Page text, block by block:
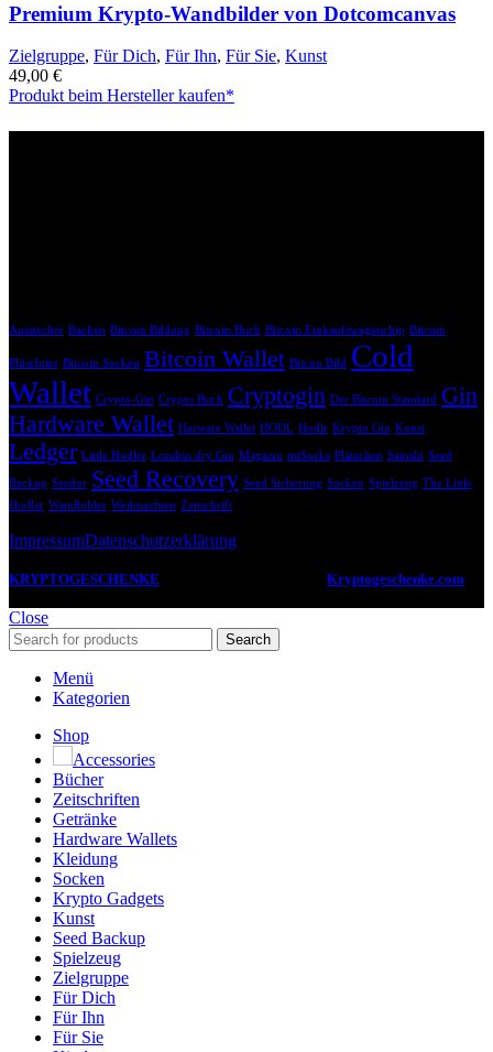
Premium Krypto-Wandbilder von Dotcomcanvas
Zielgruppe, Für Dich, Für Ihn, Für Sie, Kunst
49,00 €
Produkt beim Hersteller kaufen*
Ausstecher Backen Bitcoin Bildung Bitcoin Buch Bitcoin Einkaufswagenchip Bitcoin
Plüschtier Bitcoin Socken Bitcoin Wallet Bitcon Bild
Cold
Wallet Crypto-Gin Crypto Buch Cryptogin Der Bitcoin Standard
Gin
Hardware Wallet Harware Wallet HODL Hodlr Krypto Gin Kunst
Ledger Little Hodler London dry Gin Magazin mtSocks Plätzchen Satoshi Seed
Backup Seedor Seed Recovery Seed Sicherung Socken Spielzeug The Little
Hodler Wandbilder Weihnachten Zeitschrift
ImpressumDatenschutzerklärung
KRYPTOGESCHENKE Kryptogeschenke.com
Close
Search
Menü
Kategorien
Shop
Accessories
Bücher
Zeitschriften
Getränke
Hardware Wallets
Kleidung
Socken
Krypto Gadgets
Kunst
Seed Backup
Spielzeug
Zielgruppe
Für Dich
Für Ihn
Für Sie